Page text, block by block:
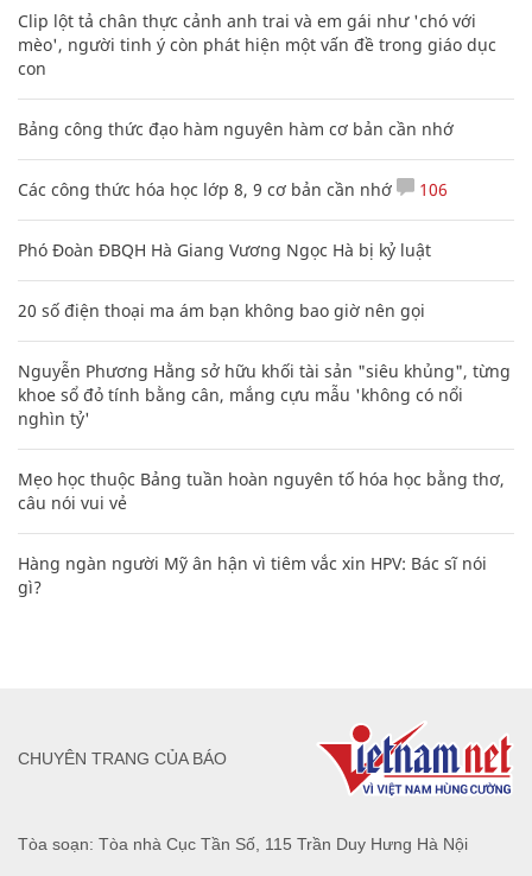
Clip lột tả chân thực cảnh anh trai và em gái như 'chó với
mèo', người tinh ý còn phát hiện một vấn đề trong giáo dục
con
Bảng công thức đạo hàm nguyên hàm cơ bản cần nhớ
Các công thức hóa học lớp 8, 9 cơ bản cần nhớ 106
Phó Đoàn ĐBQH Hà Giang Vương Ngọc Hà bị kỷ luật
20 số điện thoại ma ám bạn không bao giờ nên gọi
Nguyễn Phương Hằng sở hữu khối tài sản "siêu khủng", từng
khoe sổ đỏ tính bằng cân, mắng cựu mẫu 'không có nổi
nghìn tỷ'
Mẹo học thuộc Bảng tuần hoàn nguyên tố hóa học bằng thơ,
câu nói vui vẻ
Hàng ngàn người Mỹ ân hận vì tiêm vắc xin HPV: Bác sĩ nói
gì?
Tòa soạn: Tòa nhà Cục Tần Số, 115 Trần Duy Hưng Hà Nội
CHUYÊN TRANG CỦA BÁO